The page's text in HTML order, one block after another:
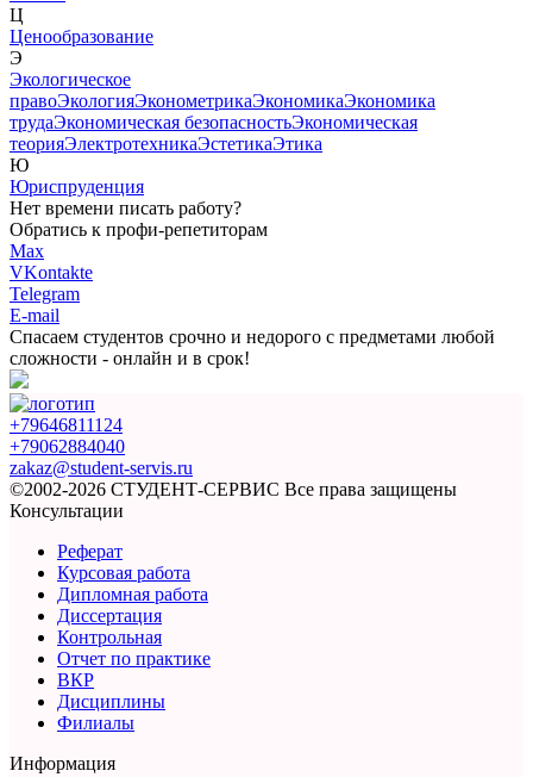
Ц
Ценообразование
Э
Экологическое
правоЭкологияЭконометрикаЭкономикаЭкономика
трудаЭкономическая безопасностьЭкономическая
теорияЭлектротехникаЭстетикаЭтика
Ю
Юриспруденция
Нет времени писать работу?
Обратись к профи-репетиторам
Max
VKontakte
Telegram
E-mail
Спасаем студентов срочно и недорого с предметами любой
сложности - онлайн и в срок!
+79646811124
+79062884040
zakaz@student-servis.ru
©2002-2026 СТУДЕНТ-СЕРВИС Все права защищены
Консультации
Реферат
Курсовая работа
Дипломная работа
Диссертация
Контрольная
Отчет по практике
ВКР
Дисциплины
Филиалы
Информация